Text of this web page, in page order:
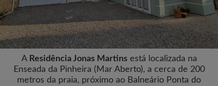
A Residência Jonas Martinsestá localizada na
Enseada da Pinheira (Mar Aberto), a cerca de 200
metros da praia, próximo ao Balneário Ponta do